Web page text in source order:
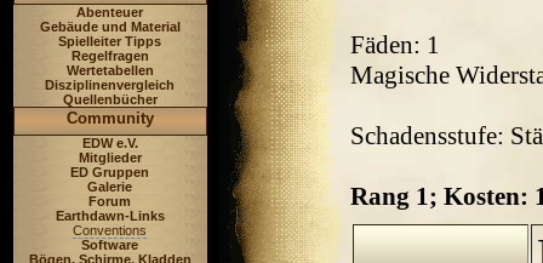
Abenteuer
Gebäude und Material
Spielleiter Tipps
Regelfragen
Wertetabellen
Disziplinenvergleich
Quellenbücher
Community
EDW e.V.
Mitglieder
ED Gruppen
Galerie
Forum
Earthdawn-Links
Conventions
Software
Bögen, Schirme, Kladden
Fäden: 1
Magische
Schadensstufe:
Rang 1; Kosten: